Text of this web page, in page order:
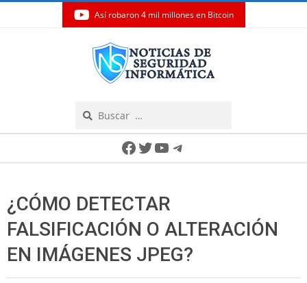
Así robaron 4 mil millones en Bitcoin
Facebook
Twitter
YouTube
Telegram
¿CÓMO DETECTAR
FALSIFICACIÓN O ALTERACIÓN
EN IMÁGENES JPEG?